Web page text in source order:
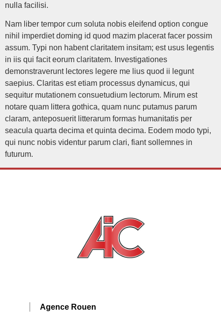
nulla facilisi.
Nam liber tempor cum soluta nobis eleifend option congue
nihil imperdiet doming id quod mazim placerat facer possim
assum. Typi non habent claritatem insitam; est usus legentis
in iis qui facit eorum claritatem. Investigationes
demonstraverunt lectores legere me lius quod ii legunt
saepius. Claritas est etiam processus dynamicus, qui
sequitur mutationem consuetudium lectorum. Mirum est
notare quam littera gothica, quam nunc putamus parum
claram, anteposuerit litterarum formas humanitatis per
seacula quarta decima et quinta decima. Eodem modo typi,
qui nunc nobis videntur parum clari, fiant sollemnes in
futurum.
Agence Rouen